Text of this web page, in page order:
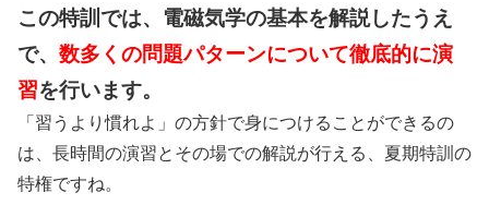
この特訓では、電磁気学の基本を解説したうえ
で、 数多くの問題パターンについて徹底的に演
習を行います。
「習うより慣れよ」の方針で身につけることができるの
は、長時間の演習とその場での解説が行える、夏期特訓の
特権ですね。